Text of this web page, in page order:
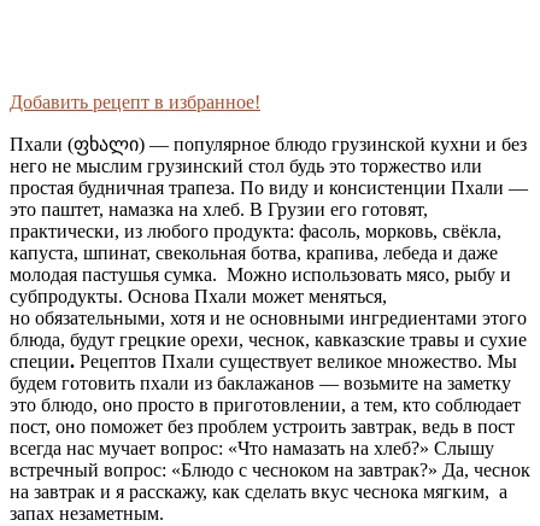
Добавить рецепт в избранное!
Пхали (ფხალი) — популярное блюдо грузинской кухни и без
него не мыслим грузинский стол будь это торжество или
простая будничная трапеза. По виду и консистенции Пхали —
это паштет, намазка на хлеб. В Грузии его готовят,
практически, из любого продукта: фасоль, морковь, свёкла,
капуста, шпинат, свекольная ботва, крапива, лебеда и даже
молодая пастушья сумка. Можно использовать мясо, рыбу и
субпродукты. Основа Пхали может меняться,
но обязательными, хотя и не основными ингредиентами этого
блюда, будут грецкие орехи, чеснок, кавказские травы и сухие
специи. Рецептов Пхали существует великое множество. Мы
будем готовить пхали из баклажанов — возьмите на заметку
это блюдо, оно просто в приготовлении, а тем, кто соблюдает
пост, оно поможет без проблем устроить завтрак, ведь в пост
всегда нас мучает вопрос: «Что намазать на хлеб?» Слышу
встречный вопрос: «Блюдо с чесноком на завтрак?» Да, чеснок
на завтрак и я расскажу, как сделать вкус чеснока мягким, а
запах незаметным.